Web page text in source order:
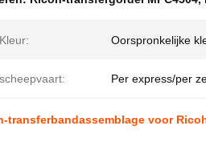
Kleur: Oorspronkelijke
scheepvaart: Per express/per
transferbandassemblage voor Ricoh